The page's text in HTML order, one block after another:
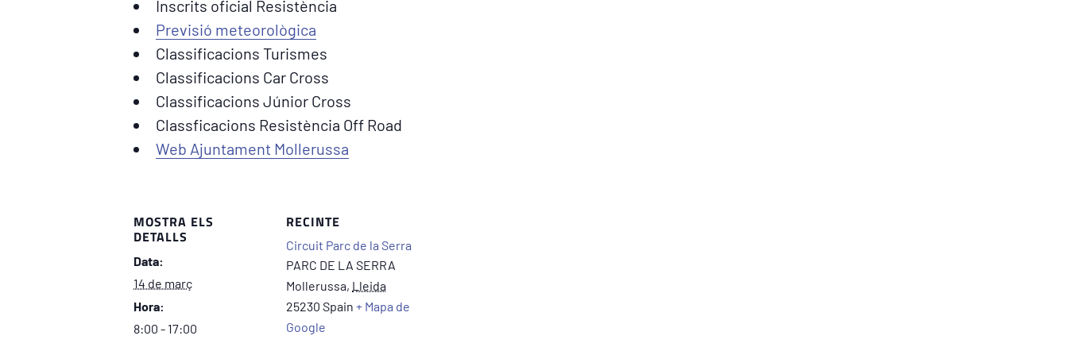
Inscrits oficial Resistència
Previsió meteorològica
Classificacions Turismes
Classificacions Car Cross
Classificacions Júnior Cross
Classficacions Resistència Off Road
Web Ajuntament Mollerussa
MOSTRA ELS
DETALLS
Data:
14 de març
Hora:
8:00 - 17:00
RECINTE
Circuit Parc de la Serra
PARC DE LA SERRA
Mollerussa, Lleida
25230 Spain + Mapa de
Google